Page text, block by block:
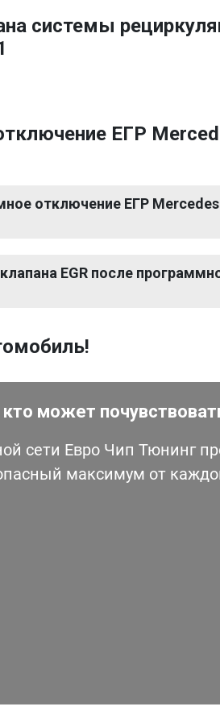
системы
ЕГР
отключение ЕГР Mercedes
EGR после
может
сети Евро Чип Тюнинг
максимум от